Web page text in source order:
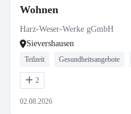
Wohnen
Harz-Weser-Werke gGmbH
Sievershausen
Teilzeit Gesundheitsangebote
2
02.08.2026